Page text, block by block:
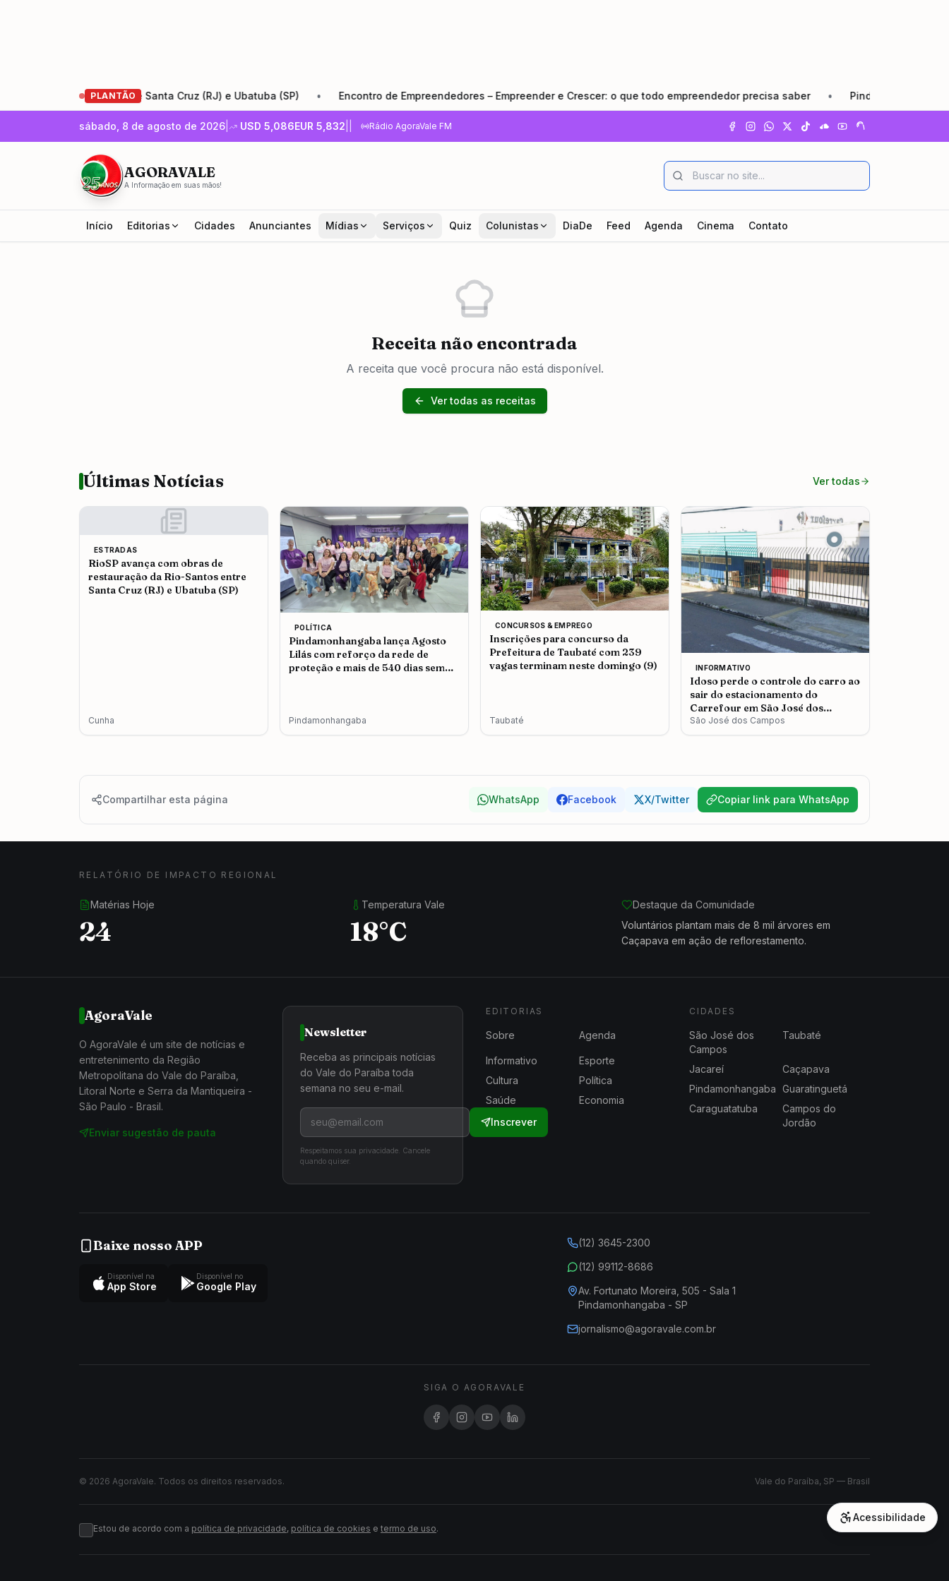
PLANTÃO
Rio-Santos entre Santa Cruz (RJ) e Ubatuba (SP) • Encontro de Empreendedores – Empreender e Crescer: o que todo empreendedor precisa saber • Pindamonhangaba lança
sábado, 8 de agosto de 2026 USD 5,086EUR 5,832 Rádio AgoraVale FM
AGORAVALE
A Informação em suas mãos!
Início Editorias Cidades Anunciantes Mídias Serviços Quiz Colunistas DiaDe Feed Agenda Cinema Contato
Receita não encontrada
A receita que você procura não está disponível.
Ver todas as receitas
Últimas Notícias Ver todas
ESTRADAS
RioSP avança com obras de
restauração da Rio-Santos entre
Santa Cruz (RJ) e Ubatuba (SP)
Cunha
POLÍTICA
Pindamonhangaba lança Agosto
Lilás com reforço da rede de
proteção e mais de 540 dias sem
Pindamonhangaba
CONCURSOS & EMPREGO
Inscrições para concurso da
Prefeitura de Taubaté com 239
vagas terminam neste domingo (9)
Taubaté
INFORMATIVO
Idoso perde o controle do carro ao
sair do estacionamento do
Carrefour em São José dos
Campos
São José dos Campos
Compartilhar esta página WhatsApp Facebook X/Twitter Copiar link para WhatsApp
RELATÓRIO DE IMPACTO REGIONAL
Matérias Hoje
24
Temperatura Vale
18°C
Destaque da Comunidade
Voluntários plantam mais de 8 mil árvores em
Caçapava em ação de reflorestamento.
AgoraVale
O AgoraVale é um site de notícias e
entretenimento da Região
Metropolitana do Vale do Paraíba,
Litoral Norte e Serra da Mantiqueira -
São Paulo - Brasil.
Enviar sugestão de pauta
Newsletter
Receba as principais notícias
do Vale do Paraíba toda
semana no seu e-mail.
Inscrever
Respeitamos sua privacidade. Cancele
quando quiser.
EDITORIAS
Sobre Agenda
Informativo
Esporte
Cultura
Política
Saúde
Economia
CIDADES
São José dos
Campos
Taubaté
Jacareí
Caçapava
Pindamonhangaba Guaratinguetá
Caraguatatuba
Campos do
Jordão
Baixe nosso APP
Disponível na
App Store
Disponível no
Google Play
(12) 3645-2300
(12) 99112-8686
Av. Fortunato Moreira, 505 - Sala 1
Pindamonhangaba - SP
jornalismo@agoravale.com.br
SIGA O AGORAVALE
© 2026 AgoraVale. Todos os direitos reservados. Vale do Paraíba, SP — Brasil
Estou de acordo com a política de privacidade, política de cookies e termo de uso.
Acessibilidade